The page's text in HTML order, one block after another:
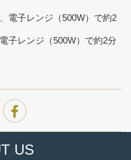
電子レンジ（500W）で約2
子レンジ（500W）で約2分
US